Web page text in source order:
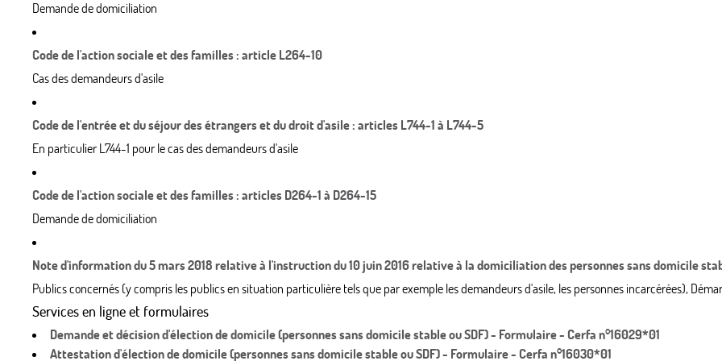
Demande de domiciliation
Code de l'action sociale et des familles : article L264-10
Cas des demandeurs d'asile
Code de l'entrée et du séjour des étrangers et du droit d'asile : articles L744-1 à L744-5
En particulier L744-1 pour le cas des demandeurs d'asile
Code de l'action sociale et des familles : articles D264-1 à D264-15
Demande de domiciliation
Note d'information du 5 mars 2018 relative à l'instruction du 10 juin 2016 relative à la domiciliation des personnes sans domicile
Publics concernés (y compris les publics en situation particulière tels que par exemple les demandeurs d'asile, les personnes incarcérées),
Services en ligne et formulaires
Demande et décision d'élection de domicile (personnes sans domicile stable ou SDF) - Formulaire - Cerfa n°16029*01
Attestation d'élection de domicile (personnes sans domicile stable ou SDF) - Formulaire - Cerfa n°16030*01